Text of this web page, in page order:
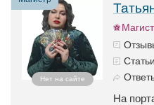
Нет на сайте
Статьи
На